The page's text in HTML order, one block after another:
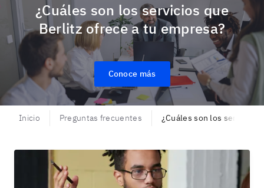
¿Cuáles son los servicios que
Berlitz ofrece a tu empresa?
Conoce más
Inicio Preguntas frecuentes ¿Cuáles son los servicios